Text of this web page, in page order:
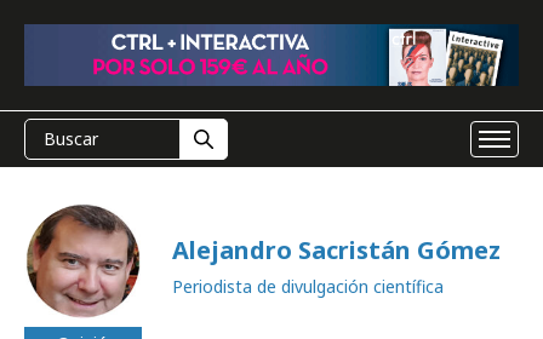
Alejandro Sacristán Gómez
Periodista de divulgación científica